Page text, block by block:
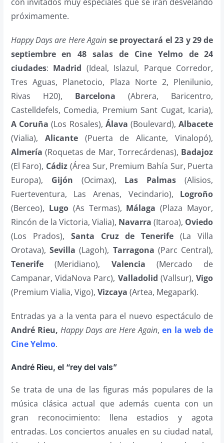
con invitados muy especiales que se irán desvelando
próximamente.
Happy Days are Here Again se proyectará el 23 y 29 de
septiembre en 48 salas de Cine Yelmo de 24
ciudades: Madrid (Ideal, Islazul, Parque Corredor,
Tres Aguas, Planetocio, Plaza Norte 2, Plenilunio,
Rivas H20), Barcelona (Abrera, Baricentro,
Castelldefels, Comedia, Premium Sant Cugat, Icaria),
A Coruña (Los Rosales), Álava (Boulevard),Albacete
(Vialia), Alicante(Puerta de Alicante, Vinalopó),
Almería (Roquetas de Mar, Torrecárdenas), Badajoz
(El Faro), Cádiz (Área Sur, Premium Bahía Sur, Puerta
Europa), Gijón (Ocimax), Las Palmas (Alisios,
Fuerteventura, Las Arenas, Vecindario), Logroño
(Berceo), Lugo(As Termas), Málaga (Plaza Mayor,
Rincón de la Victoria, Vialia), Navarra (Itaroa), Oviedo
(Los Prados), Santa Cruz de Tenerife (La Villa
Orotava), Sevilla (Lagoh), Tarragona (Parc Central),
Tenerife(Meridiano), Valencia (Mercado de
Campanar, VidaNova Parc), Valladolid (Vallsur),Vigo
(Premium Vialia, Vigo), Vizcaya (Artea, Megapark).
Entradas ya a la venta para el nuevo espectáculo de
André Rieu, Happy Days are Here Again,en la web de
Cine Yelmo.
André Rieu, el “rey del vals”
Se trata de una de las figuras más populares de la
música clásica actual que además cuenta con un
gran reconocimiento: llena estadios y agota
entradas. Los conciertos anuales en su ciudad natal,